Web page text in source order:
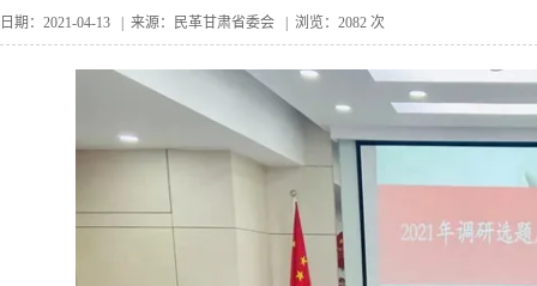
日期：2021-04-13 | 来源：民革甘肃省委会 | 浏览：2082 次